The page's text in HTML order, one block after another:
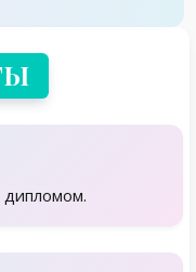
дипломом.